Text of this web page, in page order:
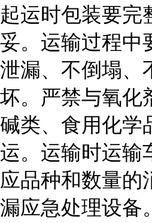
起运时包装要完
妥。运输过程中
泄漏、不倒塌、
坏。严禁与氧化
碱类、食用化学
运。运输时运输
应品种和数量的
漏应急处理设备